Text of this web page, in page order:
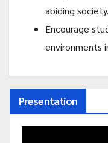
abiding society.
Encourage
environments
Presentation